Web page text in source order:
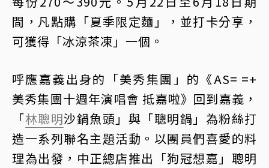
間，凡點購「夏季限定麵」，並打卡分享，
可獲得「冰涼茶凍」一個。
呼應嘉義出身的「美秀集團」的《AS= =+
美秀集團十週年演唱會 抵嘉啦》回到嘉義，
「林聰明沙鍋魚頭」與「聰明鍋」為粉絲打
造一系列聯名主題活動。以團員們喜愛的料
理為出發，中正總店推出「狗冠想嘉」聰明